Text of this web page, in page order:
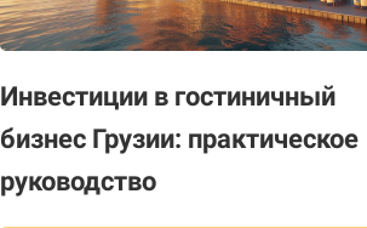
Инвестиции в гостиничный
бизнес Грузии: практическое
руководство